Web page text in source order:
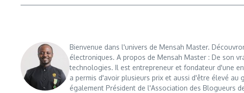
Bienvenue dans l'univers de Mensah Master.
électroniques. A propos de Mensah Master : De son
technologies. Il est entrepreneur et fondateur d'une
a permis d'avoir plusieurs prix et aussi d'être élevé
également Président de l'Association des Blogueurs